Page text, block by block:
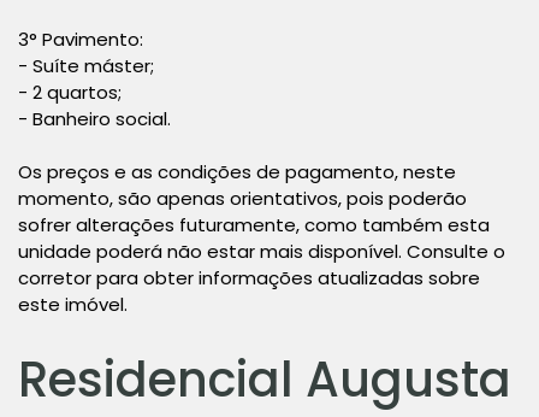
3° Pavimento:
- Suíte máster;
- 2 quartos;
- Banheiro social.
Os preços e as condições de pagamento, neste
momento, são apenas orientativos, pois poderão
sofrer alterações futuramente, como também esta
unidade poderá não estar mais disponível. Consulte o
corretor para obter informações atualizadas sobre
este imóvel.
Residencial Augusta